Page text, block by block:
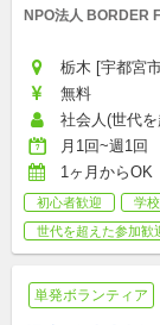
NPO法人 BORDER
栃木 [宇都宮
無料
社会人(世代
月1回~週1回
1ヶ月からOK
初心者歓迎 学
世代を超えた参加歓
単発ボランティア